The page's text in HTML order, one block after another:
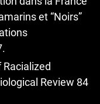
et “Noirs”
Racialized
Review 84